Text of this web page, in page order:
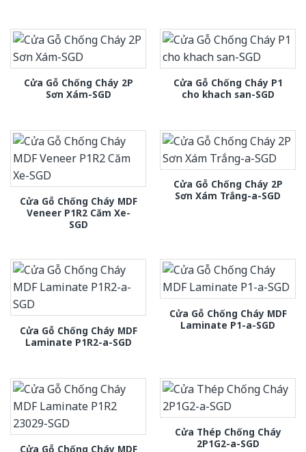
Cửa Gỗ Chống Cháy 2P
Sơn Xám-SGD
Cửa Gỗ Chống Cháy P1
cho khach san-SGD
Cửa Gỗ Chống Cháy MDF
Veneer P1R2 Căm Xe-
SGD
Cửa Gỗ Chống Cháy 2P
Sơn Xám Trắng-a-SGD
Cửa Gỗ Chống Cháy MDF
Laminate P1R2-a-SGD
Cửa Gỗ Chống Cháy MDF
Laminate P1-a-SGD
Cửa Gỗ Chống Cháy MDF
Cửa Thép Chống Cháy
2P1G2-a-SGD